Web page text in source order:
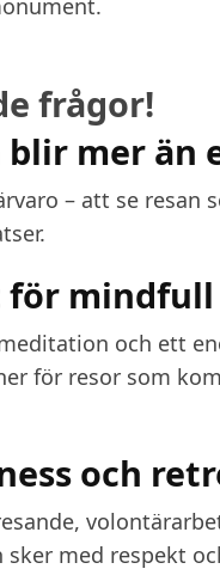
frågor!
mer än
– att se resan
och ett
för resor som
och
med respekt